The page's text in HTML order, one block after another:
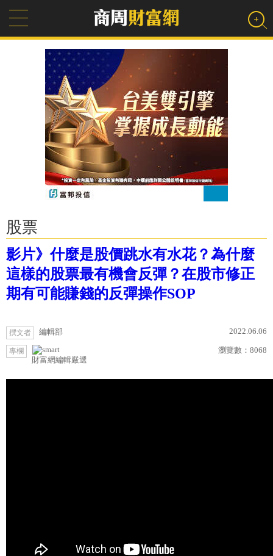
股票
影片》什麼是股價跳水有水花？為什麼
這樣的股票最有機會反彈？在股市修正
期有可能賺錢的反彈操作SOP
撰文者 編輯部 2022.06.06
專欄
財富網編輯嚴選
瀏覽數： 8068